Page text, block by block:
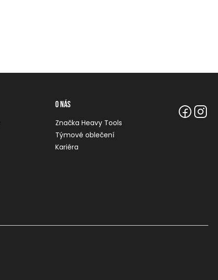
O nás
Značka Heavy Tools
Týmové oblečení
Kariéra